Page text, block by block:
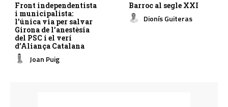
Front independentista
i municipalista:
l’única via per salvar
Girona de l’anestèsia
del PSC i el verí
d’Aliança Catalana
Joan Puig
Barroc al segle XXI
Dionís Guiteras